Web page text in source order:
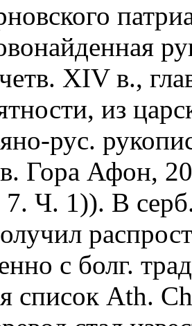
XIV в.,
из
рус.
Гора Афон,
Ч. 1)). В
с болг.
список Ath.